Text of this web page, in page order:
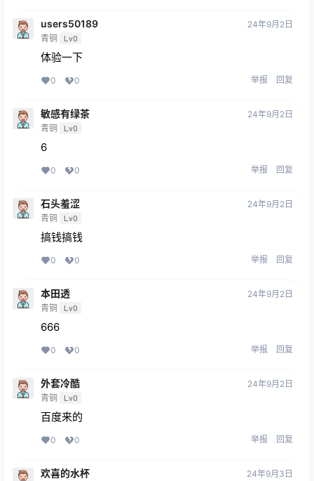
users50189
青铜 Lv0
24年9月2日
体验一下
0 0 举报 回复
敏感有绿茶
青铜 Lv0
24年9月2日
6
0 0 举报 回复
石头羞涩
青铜 Lv0
24年9月2日
搞钱搞钱
0 0 举报 回复
本田透
青铜 Lv0
24年9月2日
666
0 0 举报 回复
外套冷酷
青铜 Lv0
24年9月2日
百度来的
0 0 举报 回复
欢喜的水杯 24年9月3日